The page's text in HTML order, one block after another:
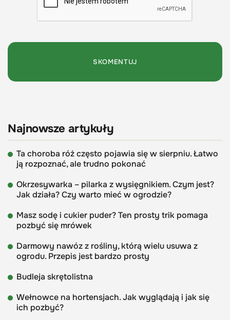
Najnowsze artykuły
Ta choroba róż często pojawia się w sierpniu. Łatwo
ją rozpoznać, ale trudno pokonać
Okrzesywarka – pilarka z wysięgnikiem. Czym jest?
Jak działa? Czy warto mieć w ogrodzie?
Masz sodę i cukier puder? Ten prosty trik pomaga
pozbyć się mrówek
Darmowy nawóz z rośliny, którą wielu usuwa z
ogrodu. Przepis jest bardzo prosty
Budleja skrętolistna
Wełnowce na hortensjach. Jak wyglądają i jak się
ich pozbyć?